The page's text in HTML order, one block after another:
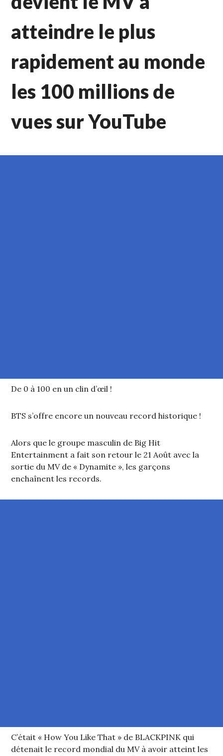
atteindre le plus
rapidement au monde
les 100 millions de
vues sur YouTube
De 0 à 100 en un clin d’œil !
BTS s’offre encore un nouveau record historique !
Alors que le groupe masculin de Big Hit
Entertainment a fait son retour le 21 Août avec la
sortie du MV de « Dynamite », les garçons
enchaînent les records.
C’était « How You Like That » de BLACKPINK qui
détenait le record mondial du MV à avoir atteint les